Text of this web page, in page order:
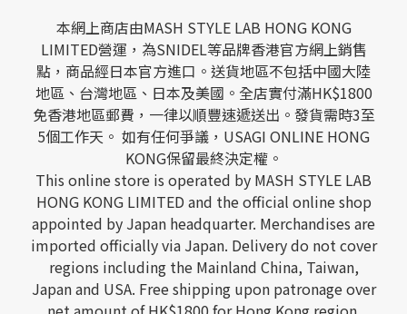
本網上商店由MASH STYLE LAB HONG KONG
LIMITED營運，為SNIDEL等品牌香港官方網上銷售
點，商品經日本官方進口。送貨地區不包括中國大陸
地區、台灣地區、日本及美國。全店實付滿HK$1800
免香港地區郵費，一律以順豐速遞送出。發貨需時3至
5個工作天。 如有任何爭議，USAGI ONLINE HONG
KONG保留最終決定權。
This online store is operated by MASH STYLE LAB
HONG KONG LIMITED and the official online shop
appointed by Japan headquarter. Merchandises are
imported officially via Japan. Delivery do not cover
regions including the Mainland China, Taiwan,
Japan and USA. Free shipping upon patronage over